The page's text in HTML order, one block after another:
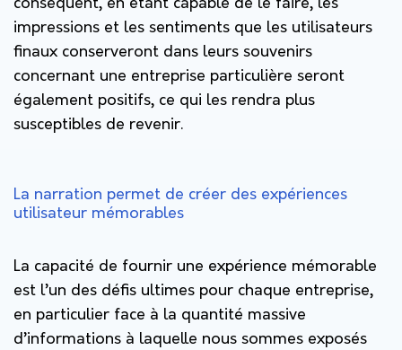
impressions et les sentiments que les utilisateurs
finaux conserveront dans leurs souvenirs
concernant une entreprise particulière seront
également positifs, ce qui les rendra plus
susceptibles de revenir.
La narration permet de créer des expériences
utilisateur mémorables
La capacité de fournir une expérience mémorable
est l’un des défis ultimes pour chaque entreprise,
en particulier face à la quantité massive
d’informations à laquelle nous sommes exposés